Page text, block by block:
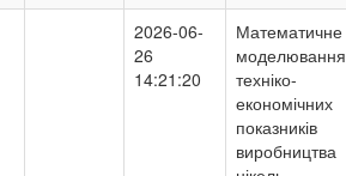
2026-06-
26
14:21:20
Математичне
моделювання
техніко-
економічних
показників
виробництва